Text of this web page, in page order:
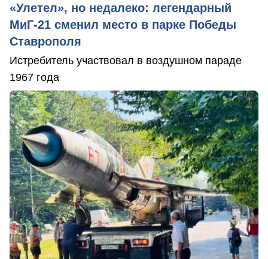
«Улетел», но недалеко: легендарный
МиГ-21 сменил место в парке Победы
Ставрополя
Истребитель участвовал в воздушном параде
1967 года